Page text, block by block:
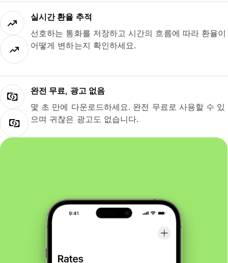
실시간 환율 추적
선호하는 통화를 저장하고 시간의 흐름에 따라 환율이
어떻게 변하는지 확인하세요.
완전 무료, 광고 없음
몇 초 만에 다운로드하세요. 완전 무료로 사용할 수 있
으며 귀찮은 광고도 없습니다.